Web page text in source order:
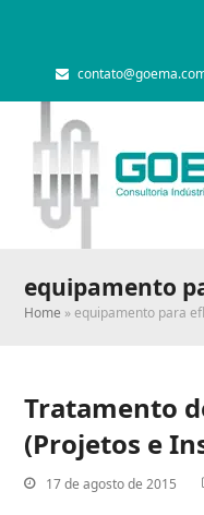
equipamento
Home »equipamento para
Tratamento
(Projetos e
17 de agosto de 2015